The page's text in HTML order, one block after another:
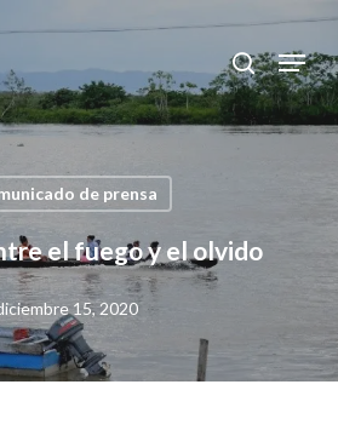
search
Menu
de prensa
el fuego y el olvido
15, 2020
Close
Menu